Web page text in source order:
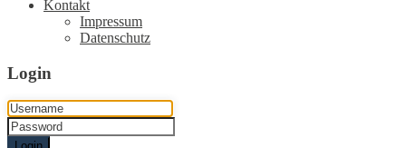
Kontakt
Impressum
Datenschutz
Login